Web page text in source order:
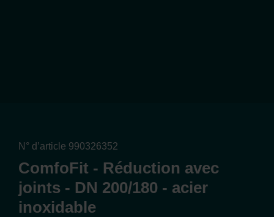
N° d’article 990326352
ComfoFit - Réduction avec
joints - DN 200/180 - acier
inoxidable